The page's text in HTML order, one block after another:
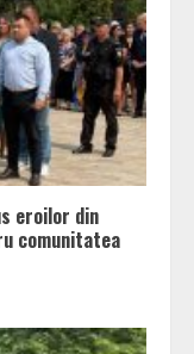
eroilor din
comunitatea